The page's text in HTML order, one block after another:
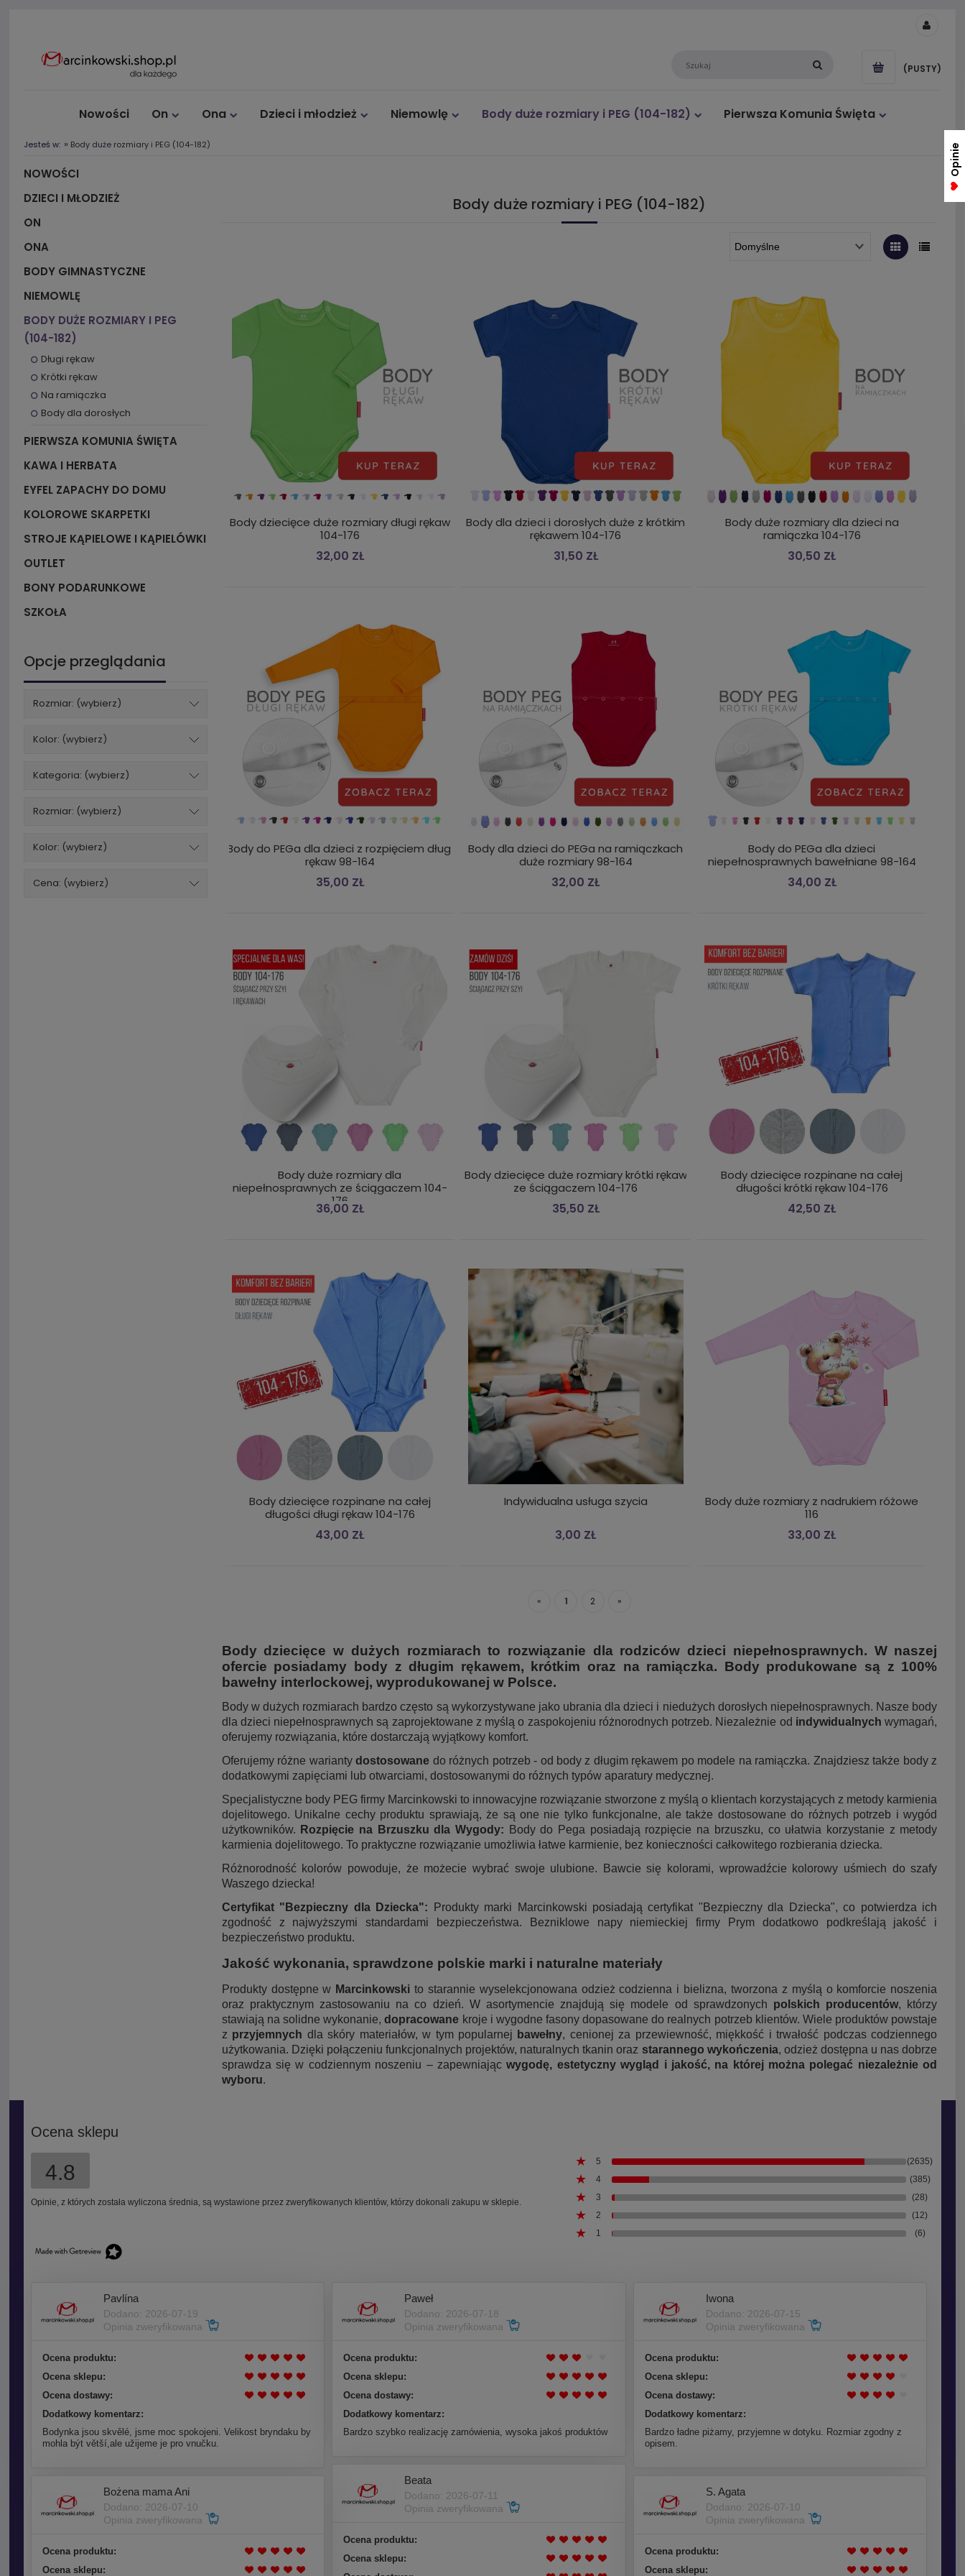
(PUSTY)
Nowości On Ona Dzieci i młodzież Niemowlę Body duże rozmiary i PEG (104-182) Pierwsza Komunia Święta
Jesteś w: » Body duże rozmiary i PEG (104-182)
NOWOŚCI
DZIECI I MŁODZIEŻ
ON
ONA
BODY GIMNASTYCZNE
NIEMOWLĘ
BODY DUŻE ROZMIARY I PEG
(104-182)
Długi rękaw
Krótki rękaw
Na ramiączka
Body dla dorosłych
PIERWSZA KOMUNIA ŚWIĘTA
KAWA I HERBATA
EYFEL ZAPACHY DO DOMU
KOLOROWE SKARPETKI
STROJE KĄPIELOWE I KĄPIELÓWKI
OUTLET
BONY PODARUNKOWE
SZKOŁA
Opcje przeglądania
Rozmiar: (wybierz)
Kolor: (wybierz)
Kategoria: (wybierz)
Rozmiar: (wybierz)
Kolor: (wybierz)
Cena: (wybierz)
Body duże rozmiary i PEG (104-182)
Body dziecięce duże rozmiary długi rękaw
104-176
32,00 ZŁ
Body dla dzieci i dorosłych duże z krótkim
rękawem 104-176
31,50 ZŁ
Body duże rozmiary dla dzieci na
ramiączka 104-176
30,50 ZŁ
Body do PEGa dla dzieci z rozpięciem długi
rękaw 98-164
35,00 ZŁ
Body dla dzieci do PEGa na ramiączkach
duże rozmiary 98-164
32,00 ZŁ
Body do PEGa dla dzieci
niepełnosprawnych bawełniane 98-164
34,00 ZŁ
Body duże rozmiary dla
niepełnosprawnych ze ściągaczem 104-
176
36,00 ZŁ
Body dziecięce duże rozmiary krótki rękaw
ze ściągaczem 104-176
35,50 ZŁ
Body dziecięce rozpinane na całej
długości krótki rękaw 104-176
42,50 ZŁ
Body dziecięce rozpinane na całej
długości długi rękaw 104-176
43,00 ZŁ
Indywidualna usługa szycia
3,00 ZŁ
Body duże rozmiary z nadrukiem różowe
116
33,00 ZŁ
« 1 2 »
Body dziecięce w dużych rozmiarach to rozwiązanie dla rodziców dzieci niepełnosprawnych. W naszej
ofercie posiadamy body z długim rękawem, krótkim oraz na ramiączka. Body produkowane są z 100%
bawełny interlockowej, wyprodukowanej w Polsce.
Body w dużych rozmiarach bardzo często są wykorzystywane jako ubrania dla dzieci i niedużych dorosłych niepełnosprawnych. Nasze body
dla dzieci niepełnosprawnych są zaprojektowane z myślą o zaspokojeniu różnorodnych potrzeb. Niezależnie od indywidualnych wymagań,
oferujemy rozwiązania, które dostarczają wyjątkowy komfort.
Oferujemy różne wariantydostosowane do różnych potrzeb - od body z długim rękawem po modele na ramiączka. Znajdziesz także body z
dodatkowymi zapięciami lub otwarciami, dostosowanymi do różnych typów aparatury medycznej.
Specjalistyczne body PEG firmy Marcinkowski to innowacyjne rozwiązanie stworzone z myślą o klientach korzystających z metody karmienia
dojelitowego. Unikalne cechy produktu sprawiają, że są one nie tylko funkcjonalne, ale także dostosowane do różnych potrzeb i wygód
użytkowników. Rozpięcie na Brzuszku dla Wygody: Body do Pega posiadają rozpięcie na brzuszku, co ułatwia korzystanie z metody
karmienia dojelitowego. To praktyczne rozwiązanie umożliwia łatwe karmienie, bez konieczności całkowitego rozbierania dziecka.
Różnorodność kolorów powoduje, że możecie wybrać swoje ulubione. Bawcie się kolorami, wprowadźcie kolorowy uśmiech do szafy
Waszego dziecka!
Certyfikat "Bezpieczny dla Dziecka": Produkty marki Marcinkowski posiadają certyfikat "Bezpieczny dla Dziecka", co potwierdza ich
zgodność z najwyższymi standardami bezpieczeństwa. Bezniklowe napy niemieckiej firmy Prym dodatkowo podkreślają jakość i
bezpieczeństwo produktu.
Jakość wykonania, sprawdzone polskie marki i naturalne materiały
Produkty dostępne w Marcinkowski to starannie wyselekcjonowana odzież codzienna i bielizna, tworzona z myślą o komforcie noszenia
oraz praktycznym zastosowaniu na co dzień. W asortymencie znajdują się modele od sprawdzonych polskich producentów, którzy
stawiają na solidne wykonanie,dopracowane kroje i wygodne fasony dopasowane do realnych potrzeb klientów. Wiele produktów powstaje
z przyjemnych dla skóry materiałów, w tym popularnej bawełny, cenionej za przewiewność, miękkość i trwałość podczas codziennego
użytkowania. Dzięki połączeniu funkcjonalnych projektów, naturalnych tkanin oraz starannego wykończenia, odzież dostępna u nas dobrze
sprawdza się w codziennym noszeniu – zapewniającwygodę, estetyczny wygląd i jakość, na której można polegać niezależnie od
wyboru.
Ocena sklepu
4.8
Opinie, z których została wyliczona średnia, są wystawione przez zweryfikowanych klientów, którzy dokonali zakupu w sklepie.
5
(2635)
4
(385)
3
(28)
2
(12)
1
(6)
Pavlína
Dodano: 2026-07-19
Opinia zweryfikowana
Ocena produktu:
Ocena sklepu:
Ocena dostawy:
Dodatkowy komentarz:
Bodynka jsou skvělé, jsme moc spokojeni. Velikost bryndaku by
mohla být větší,ale užijeme je pro vnučku.
Paweł
Dodano: 2026-07-18
Opinia zweryfikowana
Ocena produktu:
Ocena sklepu:
Ocena dostawy:
Dodatkowy komentarz:
Bardzo szybko realizację zamówienia, wysoka jakoś produktów
Iwona
Dodano: 2026-07-15
Opinia zweryfikowana
Ocena produktu:
Ocena sklepu:
Ocena dostawy:
Dodatkowy komentarz:
Bardzo ładne piżamy, przyjemne w dotyku. Rozmiar zgodny z
opisem.
Beata
Dodano: 2026-07-11
Opinia zweryfikowana
Ocena produktu:
Ocena sklepu:
Bożena mama Ani
Dodano: 2026-07-10
Opinia zweryfikowana
Ocena produktu:
Ocena sklepu:
S. Agata
Dodano: 2026-07-10
Opinia zweryfikowana
Ocena produktu:
Ocena sklepu:
Opinie